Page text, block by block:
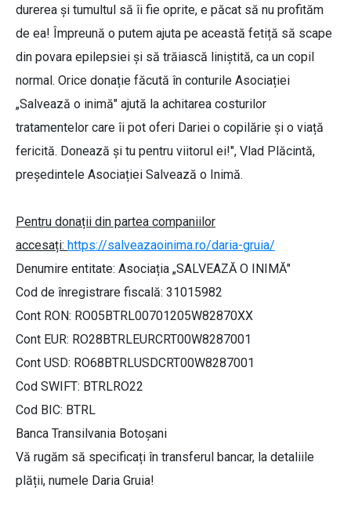
durerea și tumultul să îi fie oprite, e păcat să nu profităm
de ea! Împreună o putem ajuta pe această fetiță să scape
din povara epilepsiei și să trăiască liniștită, ca un copil
normal. Orice donație făcută în conturile Asociației
„Salvează o inimă" ajută la achitarea costurilor
tratamentelor care îi pot oferi Dariei o copilărie și o viață
fericită. Donează și tu pentru viitorul ei!", Vlad Plăcintă,
președintele Asociației Salvează o Inimă.
Pentru donații din partea companiilor
accesați: https://salveazaoinima.ro/daria-gruia/
Denumire entitate: Asociația „SALVEAZĂ O INIMĂ"
Cod de înregistrare fiscală: 31015982
Cont RON: RO05BTRL00701205W82870XX
Cont EUR: RO28BTRLEURCRT00W8287001
Cont USD: RO68BTRLUSDCRT00W8287001
Cod SWIFT: BTRLRO22
Cod BIC: BTRL
Banca Transilvania Botoșani
Vă rugăm să specificați în transferul bancar, la detaliile
plății, numele Daria Gruia!